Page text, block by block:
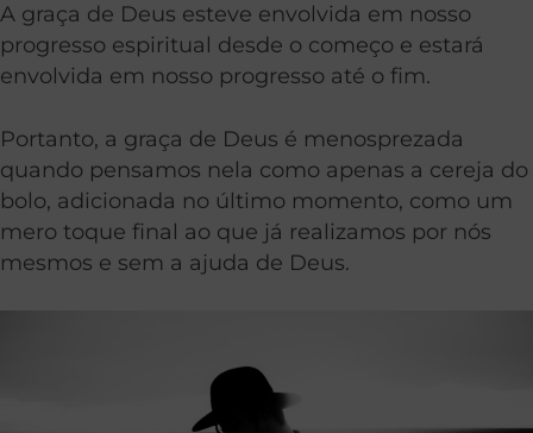
A graça de Deus esteve envolvida em nosso
progresso espiritual desde o começo e estará
envolvida em nosso progresso até o fim.
Portanto, a graça de Deus é menosprezada
quando pensamos nela como apenas a cereja do
bolo, adicionada no último momento, como um
mero toque final ao que já realizamos por nós
mesmos e sem a ajuda de Deus.